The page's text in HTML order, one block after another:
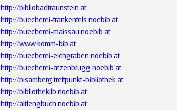
http://bibliobadtraunstein.at
http://buecherei-frankenfels.noebib.at
http://buecherei-maissau.noebib.at
http://www.komm-bib.at
http://buecherei-eichgraben.noebib.at
http://buecherei-atzenbrugg.noebib.at
http://bisamberg.treffpunkt-bibliothek.at
http://bibliothekilb.noebib.at
http://altlengbuch.noebib.at